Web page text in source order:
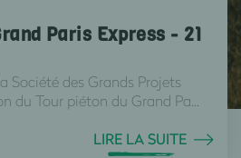
Paris Express - 21
Société des Grands Projets
du Tour piéton du Grand Pa...
LIRE LA SUITE